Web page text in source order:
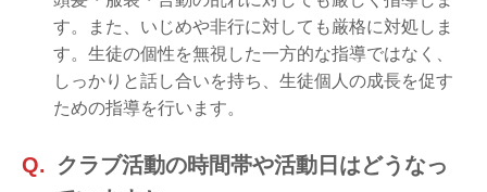
す。また、いじめや非行に対しても厳格に対処しま
す。生徒の個性を無視した一方的な指導ではなく、
しっかりと話し合いを持ち、生徒個人の成長を促す
ための指導を行います。
Q. クラブ活動の時間帯や活動日はどうなっ